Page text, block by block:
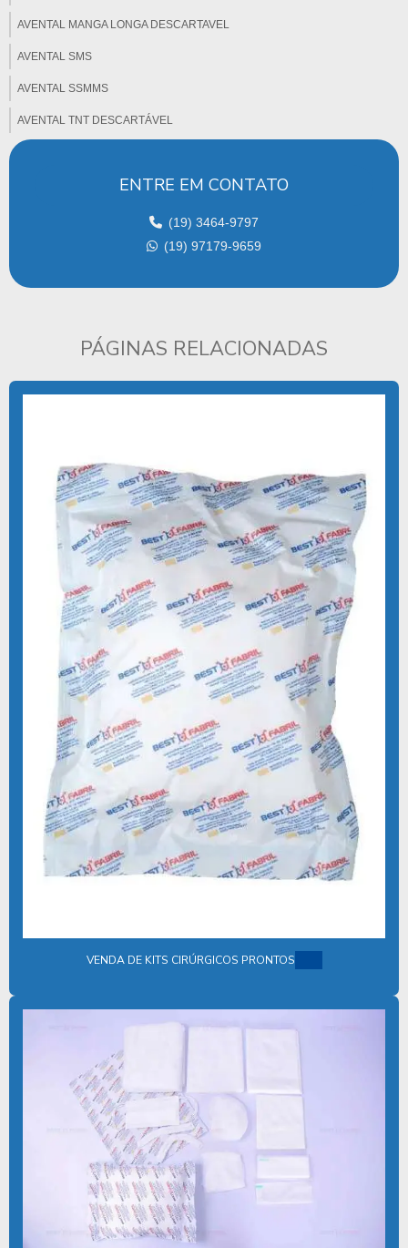
AVENTAL MANGA LONGA DESCARTAVEL
AVENTAL SMS
AVENTAL SSMMS
AVENTAL TNT DESCARTÁVEL
CAMPO CIRURGICO ABSORVENTE
CAMPO CIRÚRGICO DESCARTÁVEL
CAMPO CIRÚRGICO ESTÉRIL
CAMPOS DESCARTÁVEIS
CAPOTE HOSPITALAR DESCARTAVEL
CAPOTE DE TNT
COMPRAR KIT CIRÚRGICO DESCARTÁVEL
COMPRAR LENÇOL DESCARTAVEL TNT
COMPRAR TOUCA DESCARTÁVEL 100 UNIDADES
COMPRAR TOUCA DESCARTÁVEL TNT
COTAÇÃO KIT CIRÚRGICO DESCARTÁVEL
DESCARTÁVEIS PARA CLÍNICAS E HOSPITAIS
DESCARTÁVEIS PARA HOSPITAIS
DESCARTÁVEIS HOSPITALARES
DESCARTAVEIS MEDICOS
DESCARTAVEIS ODONTOLOGICOS
DESCARTÁVEIS ODONTOLÓGICOS
EQUIPAMENTOS DE PROTEÇÃO INDIVIDUAL HOSPITALAR
FABRICA DE DESCARTAVEIS TNT
FABRICA DE ROUPAS DESCARTAVEIS
FABRICANTE DE AVENTAL HOSPITALAR DESCARTAVEL
FABRICANTE DE DESCARTÁVEIS EM TNT
FABRICANTE DE LENÇOL DESCARTAVEL TNT
FABRICANTE DE PRODUTOS CIRÚRGICOS DESCARTÁVEIS
ENTRE EM CONTATO
(19) 3464-9797
(19) 97179-9659
PÁGINAS RELACIONADAS
VENDA DE KITS CIRÚRGICOS PRONTOS